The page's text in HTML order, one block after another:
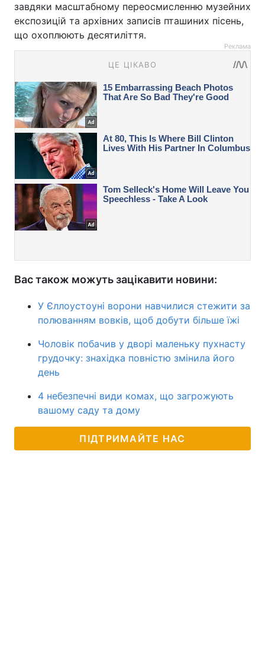
завдяки масштабному переосмисленню музейних
експозицій та архівних записів пташиних пісень,
що охоплюють десятиліття.
Реклама
Вас також можуть зацікавити новини:
У Єллоустоуні ворони навчилися стежити за
полюванням вовків, щоб добути більше їжі
Чоловік побачив у дворі маленьку пухнасту
грудочку: знахідка повністю змінила його
день
4 небезпечні види комах, що загрожують
вашому саду та дому
ПІДТРИМАЙТЕ НАС